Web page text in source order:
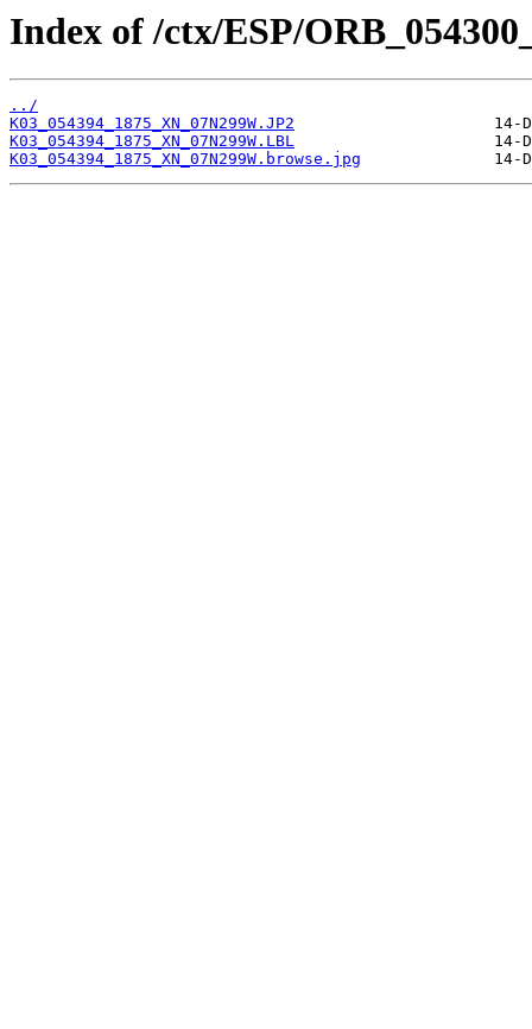
Index of /ctx/ESP/
../
K03_054394_1875_XN_07N299W.JP2
K03_054394_1875_XN_07N299W.LBL
K03_054394_1875_XN_07N299W.browse.jpg